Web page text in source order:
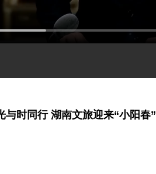
与时同行 湖南文旅迎来“小阳春”